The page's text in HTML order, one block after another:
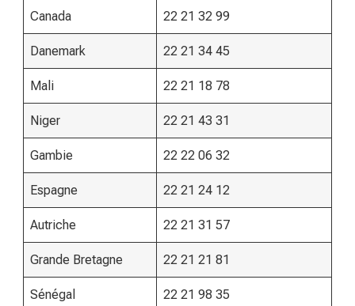
Canada 22 21 32 99
Danemark 22 21 34 45
Mali 22 21 18 78
Niger 22 21 43 31
Gambie 22 22 06 32
Espagne 22 21 24 12
Autriche 22 21 31 57
Grande Bretagne 22 21 21 81
Sénégal 22 21 98 35